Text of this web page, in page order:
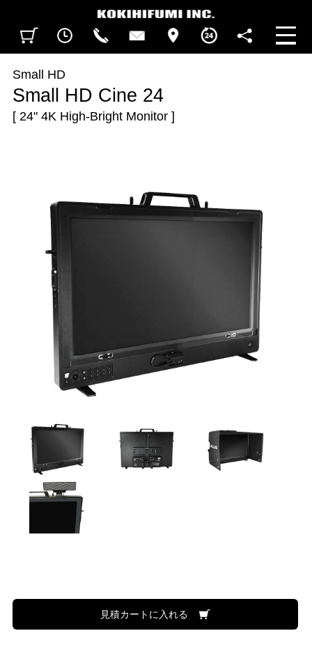
BUSINESS HOURS
FOLLOW US
Small HD
Small HD Cine 24
[ 24" 4K High-Bright Monitor ]
見積カートに入れる